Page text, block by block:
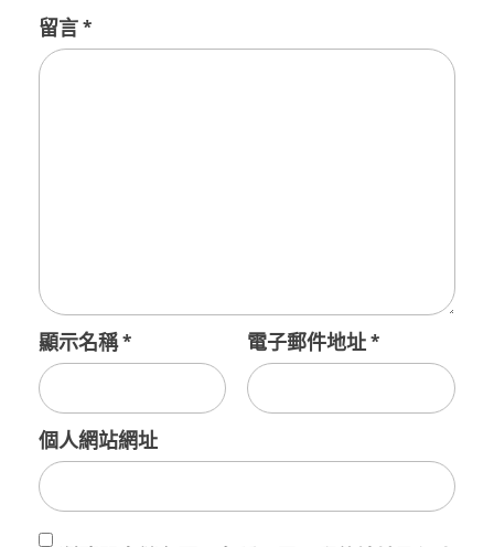
留言*
顯示名稱* 電子郵件地址*
個人網站網址